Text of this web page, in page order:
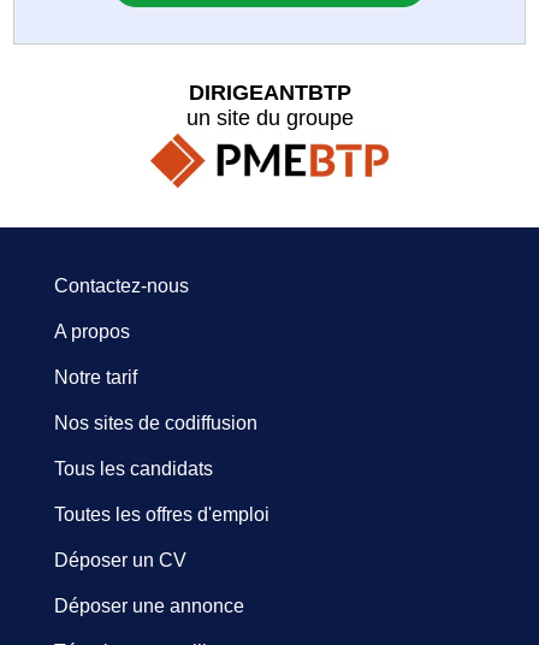
DIRIGEANTBTP
un site du groupe
Contactez-nous
A propos
Notre tarif
Nos sites de codiffusion
Tous les candidats
Toutes les offres d'emploi
Déposer un CV
Déposer une annonce